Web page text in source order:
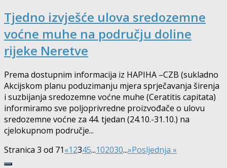
Tjedno izvješće ulova sredozemne
voćne muhe na području doline
rijeke Neretve
Prema dostupnim informacija iz HAPIHA –CZB (sukladno
Akcijskom planu poduzimanju mjera sprječavanja širenja
i suzbijanja sredozemne voćne muhe (Ceratitis capitata)
informiramo sve poljoprivredne proizvođače o ulovu
sredozemne voćne za 44. tjedan (24.10.-31.10.) na
cjelokupnom područje...
Stranica 3 od 71«12345...102030...»Posljednja »